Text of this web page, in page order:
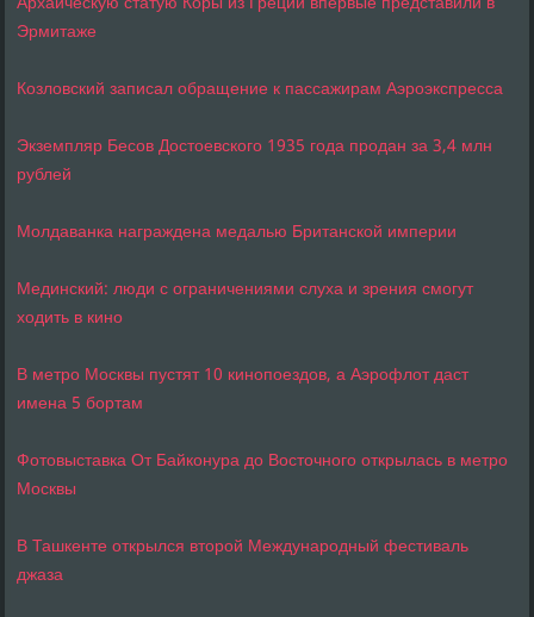
Эрмитаже
Козловский записал обращение к пассажирам Аэроэкспресса
Экземпляр Бесов Достоевского 1935 года продан за 3,4 млн
рублей
Молдаванка награждена медалью Британской империи
Мединский: люди с ограничениями слуха и зрения смогут
ходить в кино
В метро Москвы пустят 10 кинопоездов, а Аэрофлот даст
имена 5 бортам
Фотовыставка От Байконура до Восточного открылась в метро
Москвы
В Ташкенте открылся второй Международный фестиваль
джаза